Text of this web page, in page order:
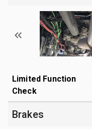
Limited Function
Check
Brakes